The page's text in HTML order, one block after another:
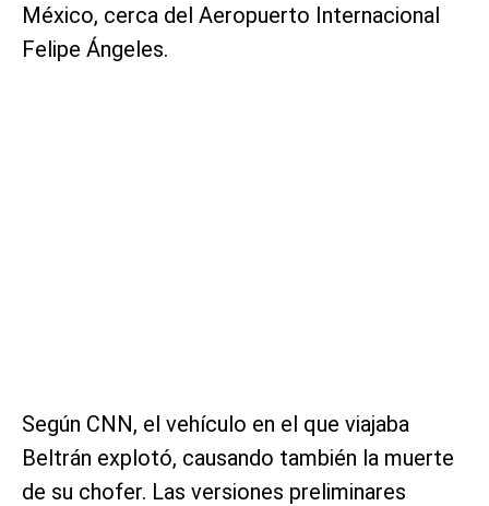
México, cerca del Aeropuerto Internacional
Felipe Ángeles.
Según CNN, el vehículo en el que viajaba
Beltrán explotó, causando también la muerte
de su chofer. Las versiones preliminares